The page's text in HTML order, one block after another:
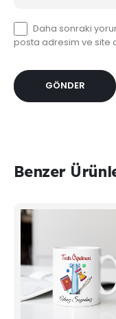
Daha sonraki
posta adresim ve site
Benzer